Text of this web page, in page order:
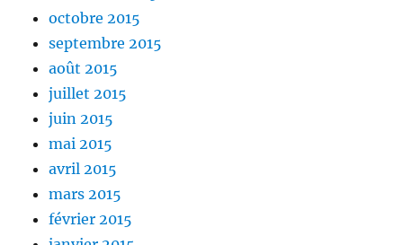
octobre 2015
septembre 2015
août 2015
juillet 2015
juin 2015
mai 2015
avril 2015
mars 2015
février 2015